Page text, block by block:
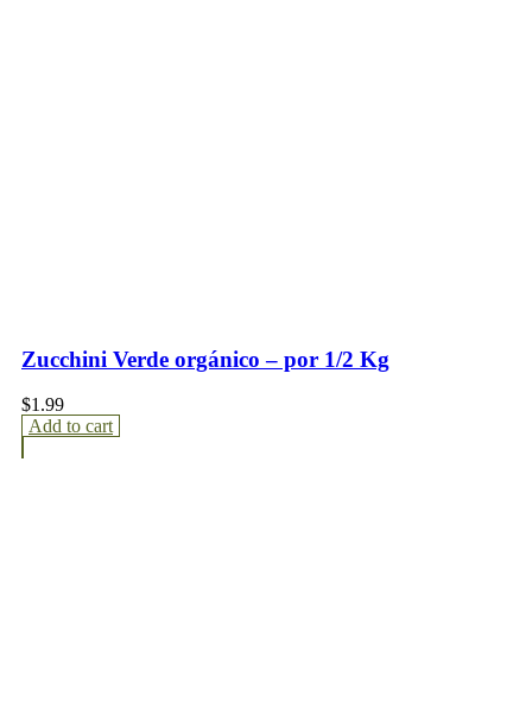
Zucchini Verde orgánico – por 1/2 Kg
$1.99
Add to cart